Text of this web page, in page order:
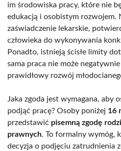
im środowiska pracy, które nie
edukacją i osobistym rozwojem.
zaświadczenie lekarskie,
człowieka do wykonywania
Ponadto, istnieją ścisłe limity
sama praca nie może
prawidłowy rozwój
Jaka zgoda jest wymagana, aby
podjąć pracę? Osoby poniżej 16
przedstawić pisemną zgodę
prawnych. To formalny wymóg,
decyzja o podjęciu zatrudnienia